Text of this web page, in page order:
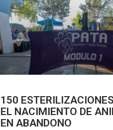
150
EL NACIMIENTO DE
EN ABANDONO